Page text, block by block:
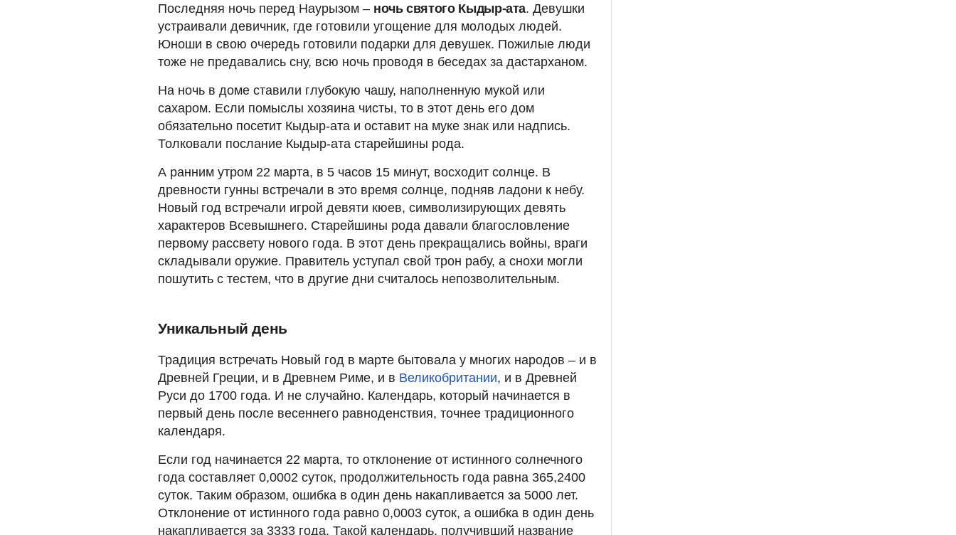
Последняя ночь перед Наурызом – ночь святого Кыдыр-ата. Девушки
устраивали девичник, где готовили угощение для молодых людей.
Юноши в свою очередь готовили подарки для девушек. Пожилые люди
тоже не предавались сну, всю ночь проводя в беседах за дастарханом.
На ночь в доме ставили глубокую чашу, наполненную мукой или
сахаром. Если помыслы хозяина чисты, то в этот день его дом
обязательно посетит Кыдыр-ата и оставит на муке знак или надпись.
Толковали послание Кыдыр-ата старейшины рода.
А ранним утром 22 марта, в 5 часов 15 минут, восходит солнце. В
древности гунны встречали в это время солнце, подняв ладони к небу.
Новый год встречали игрой девяти кюев, символизирующих девять
характеров Всевышнего. Старейшины рода давали благословление
первому рассвету нового года. В этот день прекращались войны, враги
складывали оружие. Правитель уступал свой трон рабу, а снохи могли
пошутить с тестем, что в другие дни считалось непозволительным.
Уникальный день
Традиция встречать Новый год в марте бытовала у многих народов – и в
Древней Греции, и в Древнем Риме, и в Великобритании, и в Древней
Руси до 1700 года. И не случайно. Календарь, который начинается в
первый день после весеннего равноденствия, точнее традиционного
календаря.
Если год начинается 22 марта, то отклонение от истинного солнечного
года составляет 0,0002 суток, продолжительность года равна 365,2400
суток. Таким образом, ошибка в один день накапливается за 5000 лет.
Отклонение от истинного года равно 0,0003 суток, а ошибка в один день
накапливается за 3333 года. Такой календарь, получивший название